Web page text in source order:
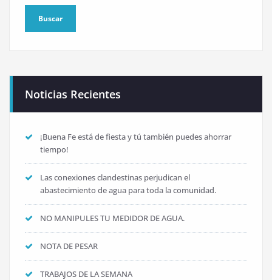
Noticias Recientes
¡Buena Fe está de fiesta y tú también puedes ahorrar
tiempo!
Las conexiones clandestinas perjudican el
abastecimiento de agua para toda la comunidad.
NO MANIPULES TU MEDIDOR DE AGUA.
NOTA DE PESAR
TRABAJOS DE LA SEMANA